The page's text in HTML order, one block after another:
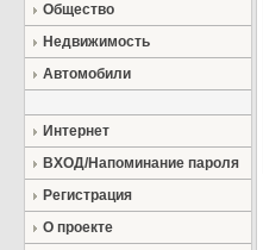
Общество
Недвижимость
Автомобили
Интернет
ВХОД/Напоминание пароля
Регистрация
О проекте